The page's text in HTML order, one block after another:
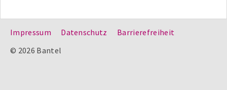
Impressum Datenschutz
Barrierefreiheit
© 2026 Bantel